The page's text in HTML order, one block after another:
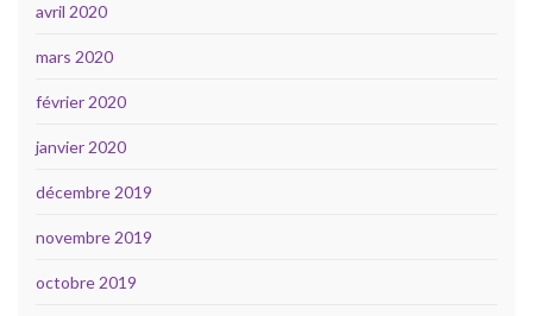
avril 2020
mars 2020
février 2020
janvier 2020
décembre 2019
novembre 2019
octobre 2019